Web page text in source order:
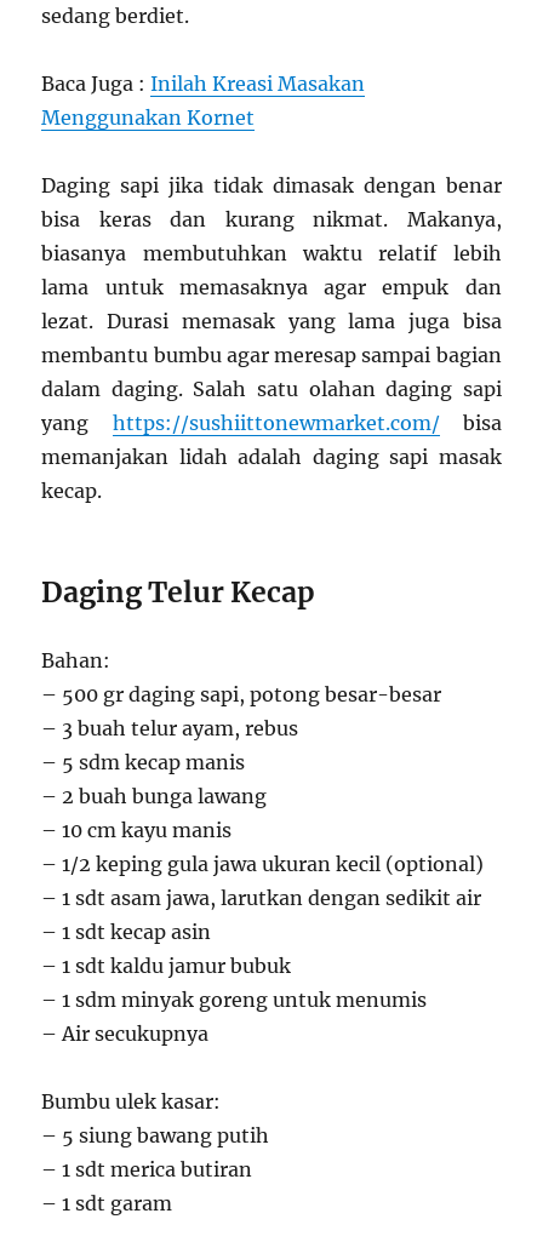
sedang berdiet.
Baca Juga :Inilah Kreasi Masakan
Menggunakan Kornet
Daging sapi jika tidak dimasak dengan benar
bisa keras dan kurang nikmat. Makanya,
biasanya membutuhkan waktu relatif lebih
lama untuk memasaknya agar empuk dan
lezat. Durasi memasak yang lama juga bisa
membantu bumbu agar meresap sampai bagian
dalam daging. Salah satu olahan daging sapi
yang https://sushiittonewmarket.com/bisa
memanjakan lidah adalah daging sapi masak
kecap.
Daging Telur Kecap
Bahan:
– 500 gr daging sapi, potong besar-besar
– 3 buah telur ayam, rebus
– 5 sdm kecap manis
– 2 buah bunga lawang
– 10 cm kayu manis
– 1/2 keping gula jawa ukuran kecil (optional)
– 1 sdt asam jawa, larutkan dengan sedikit air
– 1 sdt kecap asin
– 1 sdt kaldu jamur bubuk
– 1 sdm minyak goreng untuk menumis
– Air secukupnya
Bumbu ulek kasar:
– 5 siung bawang putih
– 1 sdt merica butiran
– 1 sdt garam